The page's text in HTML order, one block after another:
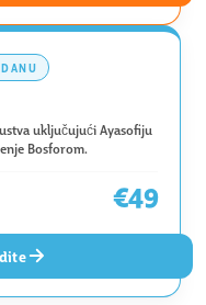
uključujući Ayasofiju
Bosforom.
€49